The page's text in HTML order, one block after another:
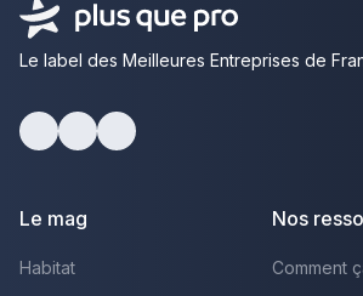
Le label des Meilleures Entreprises de
Le mag
Habitat
Nos
Comment